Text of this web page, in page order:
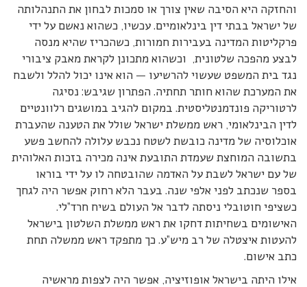
והחזקה היא הסיבה שאין צורך או סמכות לבחון את התנהלותה
של ישראל בבתי דין בינלאומיים. עכשיו, כשהוא נאשם על ידי
פרקליטות המדינה בעבירות חמורות, כשהכריז שהיא מנסה
לבצע מהפכה שלטונית, וכשהוא מתכונן לקראת מאבק ציבורי
נגד בית המשפט שעשוי להרשיעו — הוא אינו יכול להלל ולשבח
את המערכת שהוא חותר תחתיה. הפתרון שגיבש: נסיגה
לרטוריקה פונדמנטליסטית. במקום להגיב במושגים רלוונטיים
לדין הבינלאומי, ראש ממשלת ישראל שולל את הטענה שהעברת
אוכלוסיה של מדינה כובשת לשטח נכבש עלולה להחשב פשע
בתשובה המוחצת שעמדת התובעת אינה מכירה בזכות האלוהית
של עם ישראל לשבת על האדמה שהובטחה לו על ידי בוראו
בספר שנכתב לפני אלפי שנה. בעבר הלא רחוק אפשר היה לגחך
כשציפי חוטובלי ניסתה לדבר אל העולם בשיח חרד”לי.
האישומים בשחיתות דחקו את ראש ממשלת השלטון בישראל
להעטות איצטלה של רב מיש”ע. כך מתפקד ראש ממשלה תחת
כתב אישום.
אילו היתה בישראל אופוזיציה, אפשר היה לצפות מראשיה